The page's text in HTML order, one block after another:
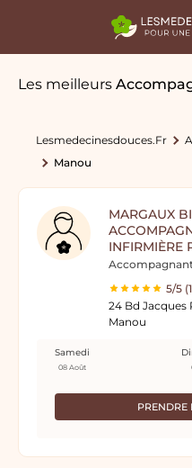
Les meilleurs
Lesmedecinesdouces.fr
Manou
MARGAUX
INFIRMIÈRE
5/5
24 Bd Jacques
Manou
PRENDRE
Samedi
08 Août